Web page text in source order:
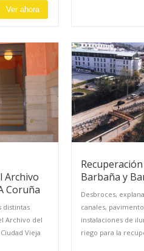
Ver ahora
Archivo
Coruña
distintas
Archivo del
Vieja
Barbaña y
Desbroces,
canales,
instalaciones de
riego para la